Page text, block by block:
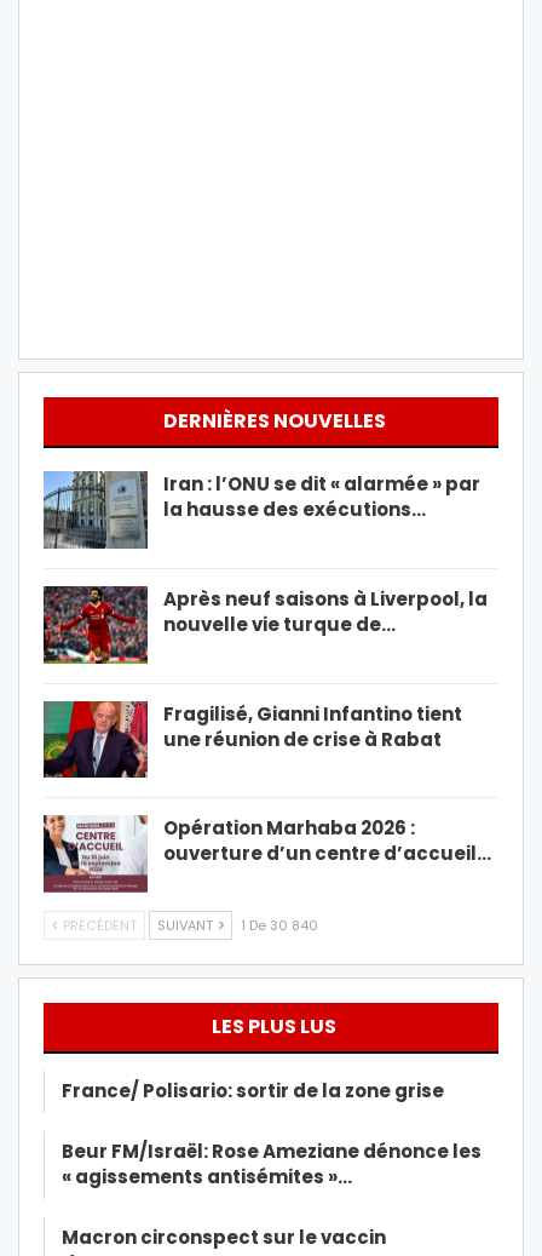
DERNIÈRES NOUVELLES
Iran : l’ONU se dit « alarmée » par
la hausse des exécutions…
Après neuf saisons à Liverpool, la
nouvelle vie turque de…
Fragilisé, Gianni Infantino tient
une réunion de crise à Rabat
Opération Marhaba 2026 :
ouverture d’un centre d’accueil…
PRÉCÉDENT SUIVANT 1 De 30 840
LES PLUS LUS
France/ Polisario: sortir de la zone grise
Beur FM/Israël: Rose Ameziane dénonce les
« agissements antisémites »…
Macron circonspect sur le vaccin